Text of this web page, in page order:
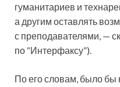
гуманитариев и
а другим оставлять
с преподавателями, —
по “Интерфаксу”).
По его словам, было бы